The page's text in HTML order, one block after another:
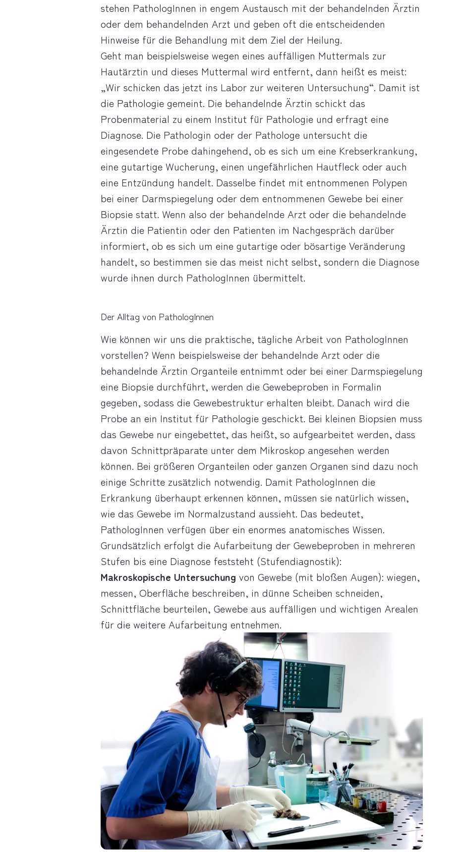
stehen PathologInnen in engem Austausch mit der behandelnden Ärztin
oder dem behandelnden Arzt und geben oft die entscheidenden
Hinweise für die Behandlung mit dem Ziel der Heilung.
Geht man beispielsweise wegen eines auffälligen Muttermals zur
Hautärztin und dieses Muttermal wird entfernt, dann heißt es meist:
„Wir schicken das jetzt ins Labor zur weiteren Untersuchung“. Damit ist
die Pathologie gemeint. Die behandelnde Ärztin schickt das
Probenmaterial zu einem Institut für Pathologie und erfragt eine
Diagnose. Die Pathologin oder der Pathologe untersucht die
eingesendete Probe dahingehend, ob es sich um eine Krebserkrankung,
eine gutartige Wucherung, einen ungefährlichen Hautfleck oder auch
eine Entzündung handelt. Dasselbe findet mit entnommenen Polypen
bei einer Darmspiegelung oder dem entnommenen Gewebe bei einer
Biopsie statt. Wenn also der behandelnde Arzt oder die behandelnde
Ärztin die Patientin oder den Patienten im Nachgespräch darüber
informiert, ob es sich um eine gutartige oder bösartige Veränderung
handelt, so bestimmen sie das meist nicht selbst, sondern die Diagnose
wurde ihnen durch PathologInnen übermittelt.
Der Alltag von PathologInnen
Wie können wir uns die praktische, tägliche Arbeit von PathologInnen
vorstellen? Wenn beispielsweise der behandelnde Arzt oder die
behandelnde Ärztin Organteile entnimmt oder bei einer Darmspiegelung
eine Biopsie durchführt, werden die Gewebeproben in Formalin
gegeben, sodass die Gewebestruktur erhalten bleibt. Danach wird die
Probe an ein Institut für Pathologie geschickt. Bei kleinen Biopsien muss
das Gewebe nur eingebettet, das heißt, so aufgearbeitet werden, dass
davon Schnittpräparate unter dem Mikroskop angesehen werden
können. Bei größeren Organteilen oder ganzen Organen sind dazu noch
einige Schritte zusätzlich notwendig. Damit PathologInnen die
Erkrankung überhaupt erkennen können, müssen sie natürlich wissen,
wie das Gewebe im Normalzustand aussieht. Das bedeutet,
PathologInnen verfügen über ein enormes anatomisches Wissen.
Grundsätzlich erfolgt die Aufarbeitung der Gewebeproben in mehreren
Stufen bis eine Diagnose feststeht (Stufendiagnostik):
Makroskopische Untersuchung von Gewebe (mit bloßen Augen): wiegen,
messen, Oberfläche beschreiben, in dünne Scheiben schneiden,
Schnittfläche beurteilen, Gewebe aus auffälligen und wichtigen Arealen
für die weitere Aufarbeitung entnehmen.